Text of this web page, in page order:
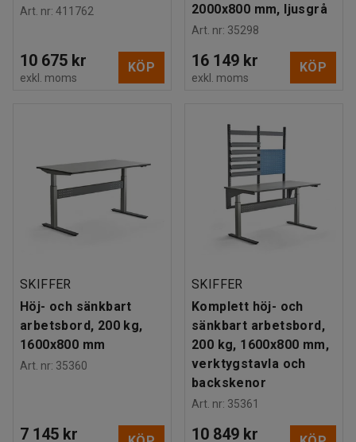
Art. nr: 411762
10 675 kr
exkl. moms
KÖP
2000x800 mm, ljusgrå
Art. nr: 35298
16 149 kr
exkl. moms
KÖP
SKIFFER
Höj- och sänkbart
arbetsbord, 200 kg,
1600x800 mm
Art. nr: 35360
7 145 kr
SKIFFER
Komplett höj- och
sänkbart arbetsbord,
200 kg, 1600x800 mm,
verktygstavla och
backskenor
Art. nr: 35361
10 849 kr